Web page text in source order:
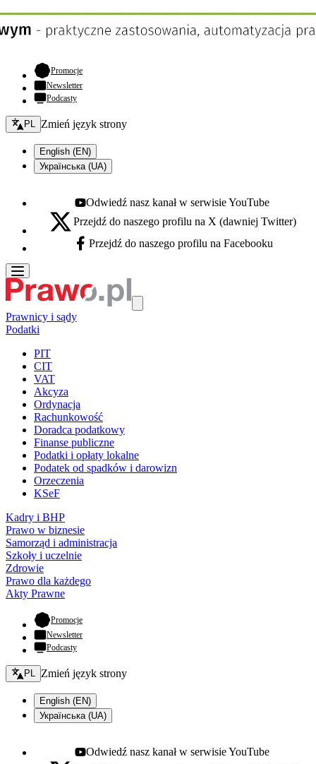
Promocje- otwiera się w nowej karcie
Newsletter
Podcasty
Zmień język - bieżący:
PL Zmień język strony
English (EN)
Українська (UA)
Youtube - otwiera się w nowej karcie
Odwiedź nasz kanał w serwisie YouTube
X - otwiera się w nowej karcie
Przejdź do naszego profilu na X (dawniej Twitter)
Facebook - otwiera się w nowej karcie
Przejdź do naszego profilu na Facebooku
Prawnicy i sądy
Podatki
PIT
CIT
VAT
Akcyza
Ordynacja
Rachunkowość
Doradca podatkowy
Finanse publiczne
Podatki i opłaty lokalne
Podatek od spadków i darowizn
Orzeczenia
KSeF
Kadry i BHP
Prawo w biznesie
Samorząd i administracja
Szkoły i uczelnie
Zdrowie
Prawo dla każdego
Akty Prawne
Promocje- otwiera się w nowej karcie
Newsletter
Podcasty
Zmień język - bieżący:
PL Zmień język strony
English (EN)
Українська (UA)
Youtube - otwiera się w nowej karcie
Odwiedź nasz kanał w serwisie YouTube